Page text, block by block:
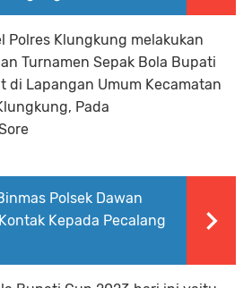
Polres Klungkung melakukan
Turnamen Sepak Bola Bupati
di Lapangan Umum Kecamatan
Pada
Polsek Dawan
Kepada Pecalang